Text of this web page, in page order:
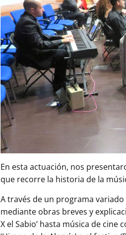
En esta actuación, nos
que recorre la historia de la
A través de un programa
mediante obras breves y
X el Sabio’ hasta música de cine